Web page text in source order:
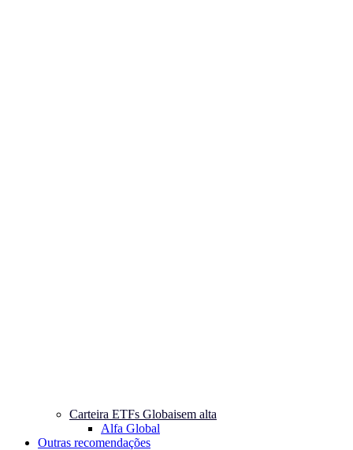
Carteira ETFs Globaisem alta
Alfa Global
Outras recomendações